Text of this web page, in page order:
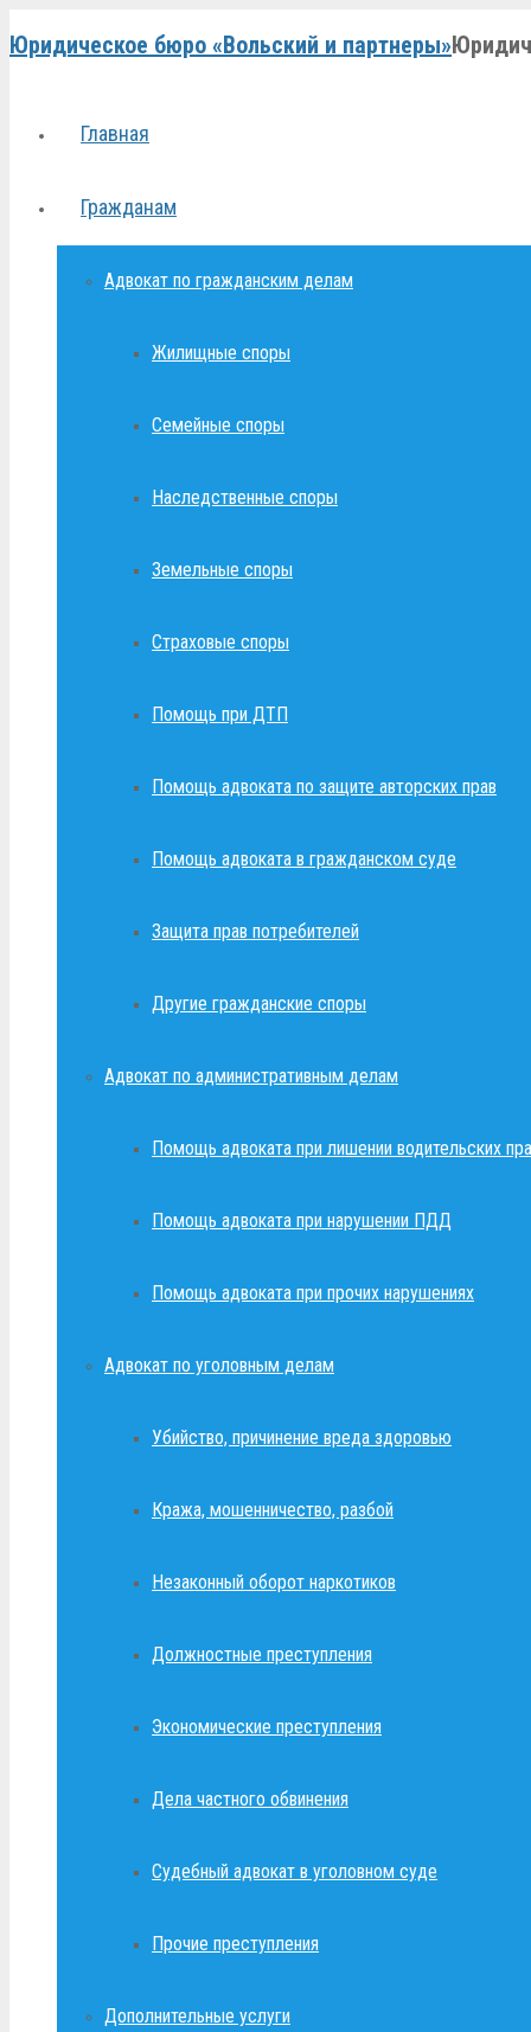
Юридическое бюро «Вольский и партнеры»
Главная
Гражданам
Адвокат по гражданским делам
Жилищные споры
Семейные споры
Наследственные споры
Земельные споры
Страховые споры
Помощь при ДТП
Помощь адвоката по защите авторских прав
Помощь адвоката в гражданском суде
Защита прав потребителей
Другие гражданские споры
Адвокат по административным делам
Помощь адвоката при лишении водительских
Помощь адвоката при нарушении ПДД
Помощь адвоката при прочих нарушениях
Адвокат по уголовным делам
Убийство, причинение вреда здоровью
Кража, мошенничество, разбой
Незаконный оборот наркотиков
Должностные преступления
Экономические преступления
Дела частного обвинения
Судебный адвокат в уголовном суде
Прочие преступления
Дополнительные услуги